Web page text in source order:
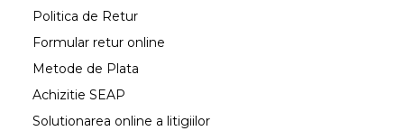
Politica de Retur
Formular retur online
Metode de Plata
Achizitie SEAP
Solutionarea online a litigiilor